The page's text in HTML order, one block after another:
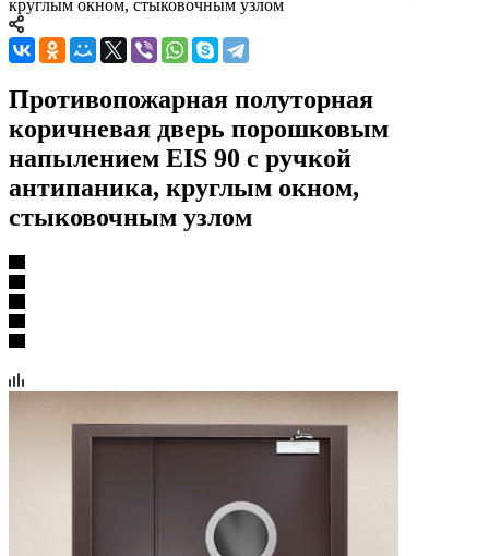
круглым окном, стыковочным узлом
Противопожарная полуторная
коричневая дверь порошковым
напылением EIS 90 с ручкой
антипаника, круглым окном,
стыковочным узлом